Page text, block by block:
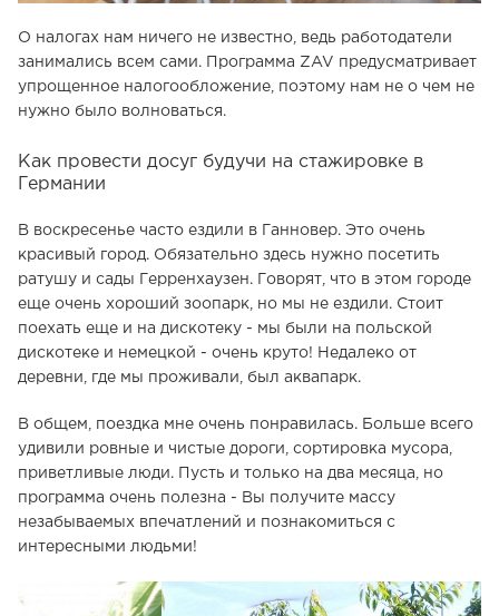
О налогах нам ничего не известно, ведь работодатели
занимались всем сами. Программа ZAV предусматривает
упрощенное налогообложение, поэтому нам не о чем не
нужно было волноваться.
Как провести досуг будучи на стажировке в
Германии
В воскресенье часто ездили в Ганновер. Это очень
красивый город. Обязательно здесь нужно посетить
ратушу и сады Герренхаузен. Говорят, что в этом городе
еще очень хороший зоопарк, но мы не ездили. Стоит
поехать еще и на дискотеку - мы были на польской
дискотеке и немецкой - очень круто! Недалеко от
деревни, где мы проживали, был аквапарк.
В общем, поездка мне очень понравилась. Больше всего
удивили ровные и чистые дороги, сортировка мусора,
приветливые люди. Пусть и только на два месяца, но
программа очень полезна - Вы получите массу
незабываемых впечатлений и познакомиться с
интересными людьми!